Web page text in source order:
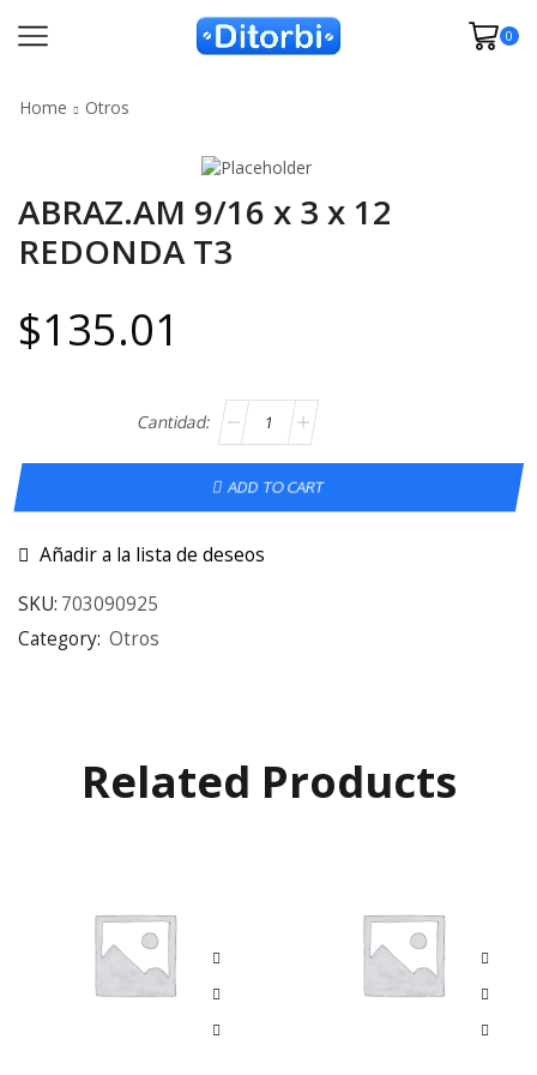
0
Home Otros
ABRAZ.AM 9/16 x 3 x 12
REDONDA T3
$135.01
ADD TO CART
Añadir a la lista de deseos
SKU: 703090925
Category: Otros
Related Products